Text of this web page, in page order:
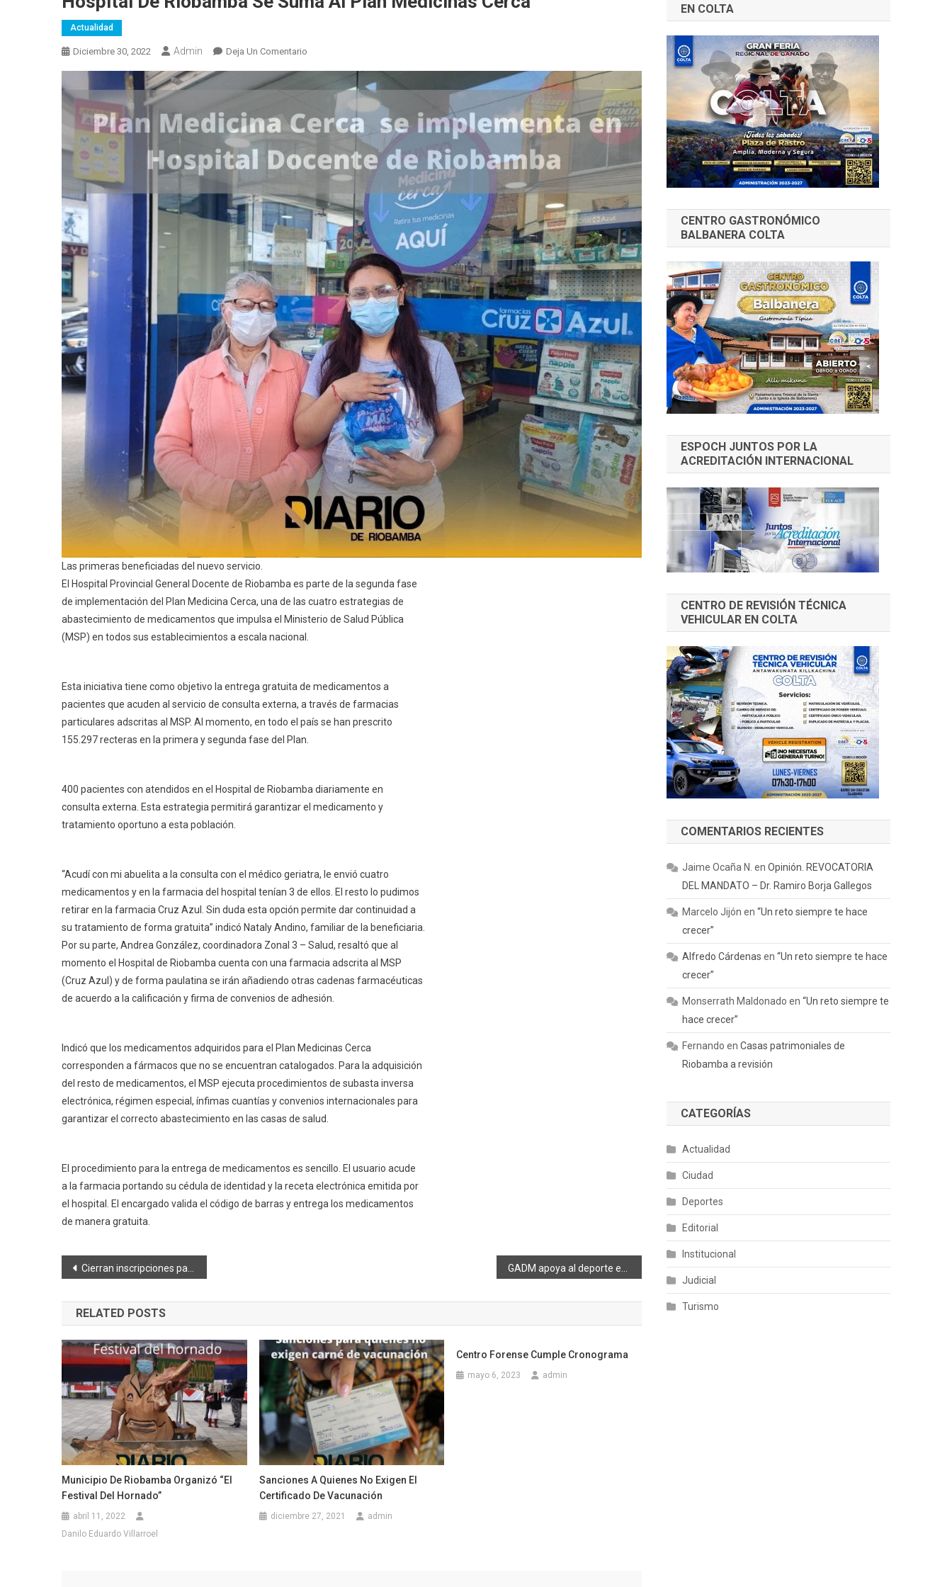
Actualidad
Diciembre 30, 2022 Admin Deja Un Comentario
Riobamba
Se
Suma
Plan
Medicinas
Cerca
Las primeras beneficiadas del nuevo servicio.
El Hospital Provincial General Docente de Riobamba es parte de la segunda fase
de implementación del Plan Medicina Cerca, una de las cuatro estrategias de
abastecimiento de medicamentos que impulsa el Ministerio de Salud Pública
(MSP) en todos sus establecimientos a escala nacional.
Esta iniciativa tiene como objetivo la entrega gratuita de medicamentos a
pacientes que acuden al servicio de consulta externa, a través de farmacias
particulares adscritas al MSP. Al momento, en todo el país se han prescrito
155.297 recteras en la primera y segunda fase del Plan.
400 pacientes con atendidos en el Hospital de Riobamba diariamente en
consulta externa. Esta estrategia permitirá garantizar el medicamento y
tratamiento oportuno a esta población.
“Acudí con mi abuelita a la consulta con el médico geriatra, le envió cuatro
medicamentos y en la farmacia del hospital tenían 3 de ellos. El resto lo pudimos
retirar en la farmacia Cruz Azul. Sin duda esta opción permite dar continuidad a
su tratamiento de forma gratuita” indicó Nataly Andino, familiar de la beneficiaria.
Por su parte, Andrea González, coordinadora Zonal 3 – Salud, resaltó que al
momento el Hospital de Riobamba cuenta con una farmacia adscrita al MSP
(Cruz Azul) y de forma paulatina se irán añadiendo otras cadenas farmacéuticas
de acuerdo a la calificación y firma de convenios de adhesión.
Indicó que los medicamentos adquiridos para el Plan Medicinas Cerca
corresponden a fármacos que no se encuentran catalogados. Para la adquisición
del resto de medicamentos, el MSP ejecuta procedimientos de subasta inversa
electrónica, régimen especial, ínfimas cuantías y convenios internacionales para
garantizar el correcto abastecimiento en las casas de salud.
El procedimiento para la entrega de medicamentos es sencillo. El usuario acude
a la farmacia portando su cédula de identidad y la receta electrónica emitida por
el hospital. El encargado valida el código de barras y entrega los medicamentos
de manera gratuita.
Navegación
de
entradas
Cierran inscripciones para concurso de Años Viejos
RELATED POSTS
Municipio De Riobamba Organizó “El
Festival Del Hornado”
abril 11, 2022
Danilo Eduardo Villarroel
Sanciones A Quienes No Exigen El
Certificado De Vacunación
diciembre 27, 2021 admin
Centro Forense Cumple Cronograma
mayo 6, 2023 admin
EN COLTA
CENTRO GASTRONÓMICO
BALBANERA COLTA
ESPOCH JUNTOS POR LA
ACREDITACIÓN INTERNACIONAL
CENTRO DE REVISIÓN TÉCNICA
VEHICULAR EN COLTA
COMENTARIOS RECIENTES
Jaime Ocaña N. enOpinión. REVOCATORIA
DEL MANDATO – Dr. Ramiro Borja Gallegos
Marcelo Jijón en“Un reto siempre te hace
crecer”
Alfredo Cárdenas en“Un reto siempre te hace
crecer”
Monserrath Maldonado en“Un reto siempre te
hace crecer”
Fernando enCasas patrimoniales de
Riobamba a revisión
CATEGORÍAS
Actualidad
Ciudad
Deportes
Editorial
Institucional
Judicial
Turismo